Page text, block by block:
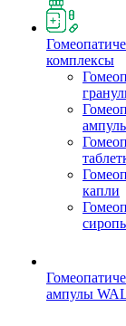
комплексы
капли
ампулы